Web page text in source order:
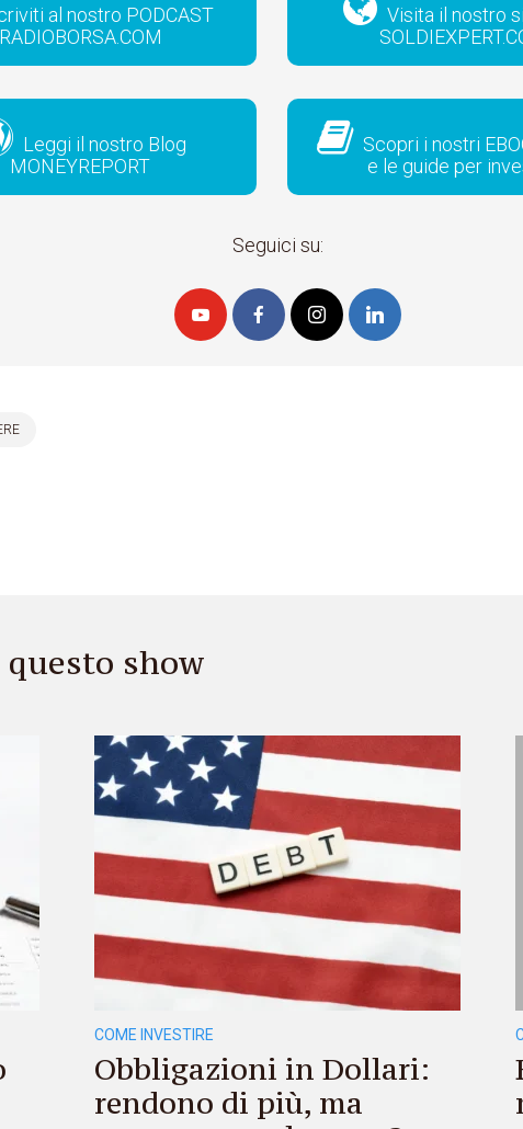
al nostro PODCAST
RADIOBORSA.COM
Visita il nostro
Leggi il nostro Blog
MONEYREPORT
Scopri i nostri
e le guide per
Seguici su:
show
COME INVESTIRE
Obbligazioni in Dollari:
rendono di più, ma